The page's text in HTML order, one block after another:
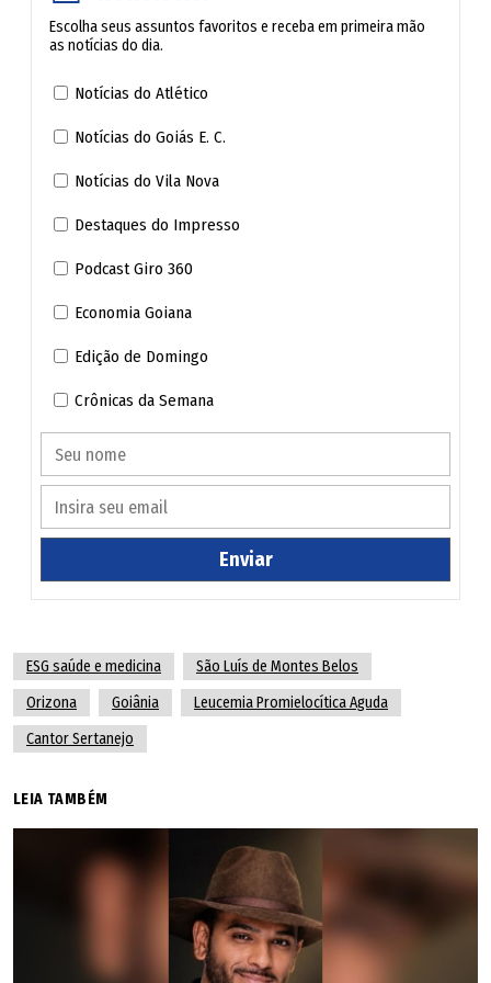
Endereço:
Universitário, Goiânia (GO)
Identificação:Doação em nome de Alcemir da Luz
Carlos Filho
Sangue:Qualquer tipo sanguíneo
específicos de aptidão
🔔 Siga o canal de O POPULAR no
WhatsApp
Primeiros sintomas e diagnóstico
Natural de São Luís de Montes Belos, na região central de
Goiás, o cantor mora atualmente em Orizona, no sul do
anos com o trabalho na montagem de estruturas para
festas. Os primeiros sinais do câncer surgiram cerca de
duas semanas antes da internação, quando ocantor
apresentou hematomas
acreditou que as marcas fossem decorrentes de eventuais
Escolha seus assuntos favoritos e receba em primeira mão
as notícias do dia.
Notícias do Atlético
Notícias do Goiás E. C.
Notícias do Vila Nova
Destaques do Impresso
Podcast Giro 360
Economia Goiana
Edição de Domingo
Crônicas da Semana
Enviar
ESG saúde e medicina
São Luís de Montes Belos
Orizona
Goiânia
Leucemia Promielocítica Aguda
Cantor Sertanejo
LEIA TAMBÉM